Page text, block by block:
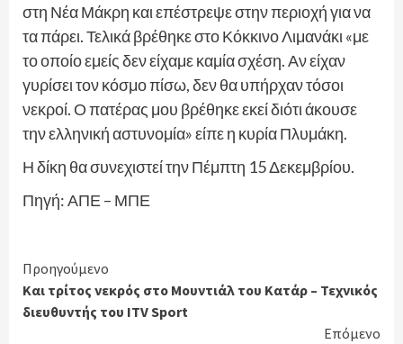
στη Νέα Μάκρη και επέστρεψε στην περιοχή για να
τα πάρει. Τελικά βρέθηκε στο Κόκκινο Λιμανάκι «με
το οποίο εμείς δεν είχαμε καμία σχέση. Αν είχαν
γυρίσει τον κόσμο πίσω, δεν θα υπήρχαν τόσοι
νεκροί. Ο πατέρας μου βρέθηκε εκεί διότι άκουσε
την ελληνική αστυνομία» είπε η κυρία Πλυμάκη.
Η δίκη θα συνεχιστεί την Πέμπτη 15 Δεκεμβρίου.
Πηγή: ΑΠΕ – ΜΠΕ
Continue
Reading
Προηγούμενο
Και τρίτος νεκρός στο Μουντιάλ του Κατάρ – Τεχνικός
διευθυντής του ITV Sport
Επόμενο